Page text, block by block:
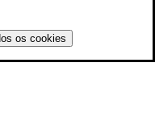
os cookies